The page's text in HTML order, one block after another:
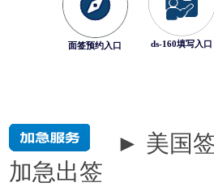
面签预约入口 ds-160填写入口
► 美国
加急出签